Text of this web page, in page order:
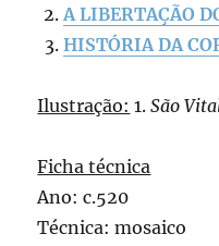
A LIBERTAÇÃO
HISTÓRIA DA
Ilustração: 1. São
Ficha técnica
Ano: c.520
Técnica: mosaico